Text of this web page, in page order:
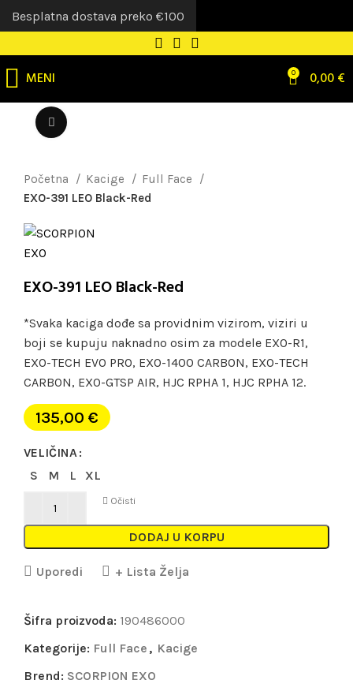
MENI 0 0,00€
Početna Kacige
Full Face
EXO-391 LEO Black-Red
EXO-391 LEO Black-Red
*Svaka kaciga dođe sa providnim vizirom, viziri u
boji se kupuju naknadno osim za modele EXO-R1,
EXO-TECH EVO PRO, EXO-1400 CARBON, EXO-TECH
CARBON, EXO-GTSP AIR, HJC RPHA 1, HJC RPHA 12.
135,00 €
VELIČINA
S
M L XL
Očisti
DODAJ U KORPU
Uporedi + Lista Želja
Šifra proizvoda: 190486000
Kategorije: Full Face , Kacige
Brend: SCORPION EXO
Besplatna dostava preko €100